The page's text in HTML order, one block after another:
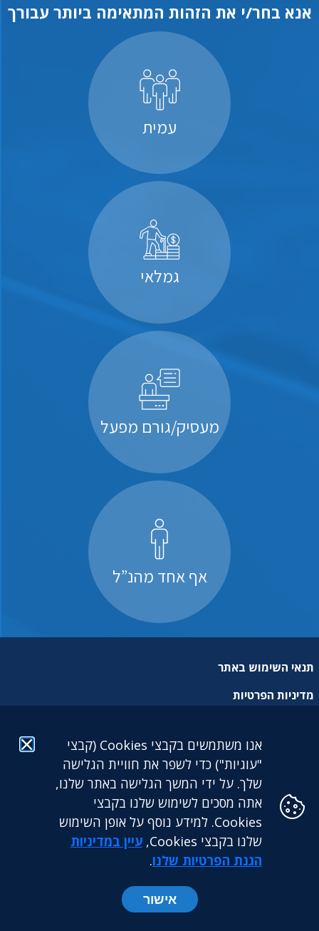
אנא בחר/י את הזהות המתאימה ביותר עבורך
עמית
גמלאי
מעסיק/גורם מפעל
אף אחד מהנ”ל
תנאי השימוש באתר
מדיניות הפרטיות
הצהרת נגישות
גילעד גמלאות לעובדים דתיים בע"מ: מגדל הכשרת היישוב (קומה
פקס: 03-5765891
כל הזכויות שמורות לקרן גילעד ©
אנו משתמשים בקבצי Cookies (קבצי
"עוגיות") כדי לשפר את חוויית הגלישה
שלך. על ידי המשך הגלישה באתר שלנו,
אתה מסכים לשימוש שלנו בקבצי
Cookies. למידע נוסף על אופן השימוש
שלנו בקבצי Cookies,
עיין במדיניות
הגנת הפרטיות שלנו.
אישור